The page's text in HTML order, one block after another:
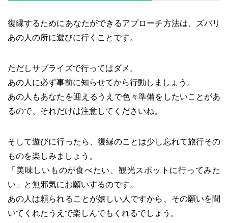
復縁するためにあなたができるアプローチ方法は、ズバリ
あの人の所に遊びに行くことです。
ただしサプライズで行ってはダメ。
あの人に必ず事前に知らせてから行動しましょう。
あの人もあなたを迎えるうえで色々準備をしたいことがあ
るので、それだけは注意してくださいね。
そして遊びに行ったら、復縁のことは少し忘れて旅行その
ものを楽しみましょう。
「美味しいものが食べたい、観光スポットに行ってみた
い」と無邪気にお願いするのです。
あの人は頼られることが嬉しい人ですから、その願いを聞
いてくれたうえで楽しんでもくれるでしょう。